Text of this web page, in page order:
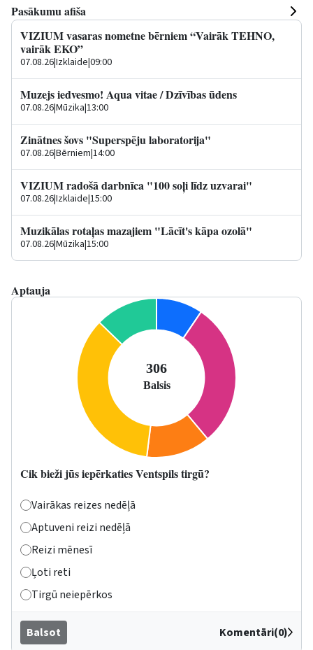
Pasākumu afiša
VIZIUM vasaras nometne bērniem “Vairāk TEHNO,
vairāk EKO”
07.08.26|Izklaide|09:00
Muzejs iedvesmo! Aqua vitae / Dzīvības ūdens
07.08.26|Mūzika|13:00
Zinātnes šovs "Superspēju laboratorija"
07.08.26|Bērniem|14:00
VIZIUM radošā darbnīca "100 soļi līdz uzvarai"
07.08.26|Izklaide|15:00
Muzikālas rotaļas mazajiem "Lācīt's kāpa ozolā"
07.08.26|Mūzika|15:00
Aptauja
Cik bieži jūs iepērkaties Ventspils tirgū?
Vairākas reizes nedēļā
Aptuveni reizi nedēļā
Reizi mēnesī
Ļoti reti
Tirgū neiepērkos
Balsot Komentāri(0)